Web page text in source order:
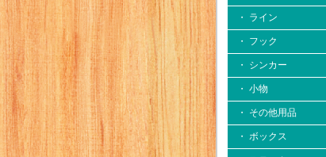
・ ライン
・ フック
・ シンカー
・ 小物
・ その他用品
・ ボックス